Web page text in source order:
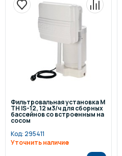
Фильтровальная установка M
TH IS-12, 12 м3/ч для сборных
бассейнов со встроенным на
сосом
Код: 295411
Уточнить наличие